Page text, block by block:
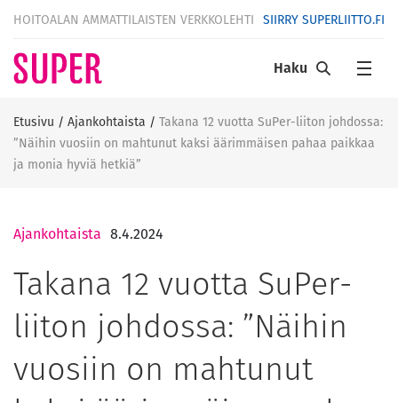
HOITOALAN AMMATTILAISTEN VERKKOLEHTI SIIRRY SUPERLIITTO.FI
Haku
Etusivu / Ajankohtaista / Takana 12 vuotta SuPer-liiton johdossa:
”Näihin vuosiin on mahtunut kaksi äärimmäisen pahaa paikkaa
ja monia hyviä hetkiä”
Ajankohtaista 8.4.2024
Takana 12 vuotta SuPer-
liiton johdossa: ”Näihin
vuosiin on mahtunut